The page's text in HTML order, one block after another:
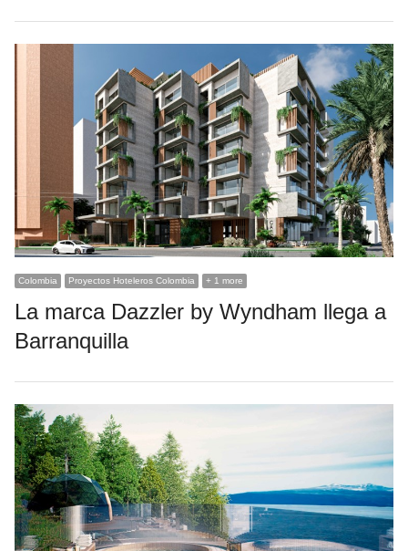
Colombia Proyectos Hoteleros Colombia + 1 more
La marca Dazzler by Wyndham llega a
Barranquilla